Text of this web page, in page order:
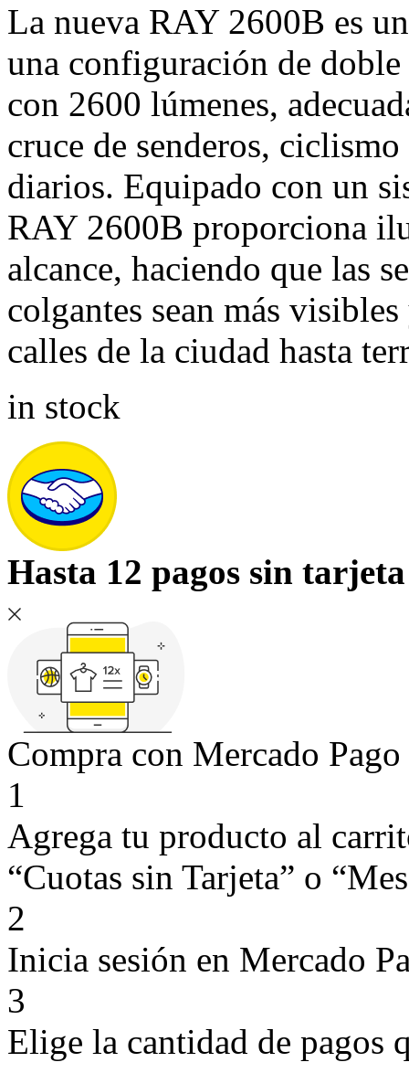
La nueva RAY 2600B es
una configuración de
con 2600 lúmenes,
cruce de senderos,
diarios. Equipado con un
RAY 2600B proporciona
alcance, haciendo que las
colgantes sean más
calles de la ciudad hasta
in stock
Hasta 12 pagos sin tarjeta
Compra con Mercado
1
Agrega tu producto al
“Cuotas sin Tarjeta” o
2
Inicia sesión en Mercado
3
Elige la cantidad de pagos